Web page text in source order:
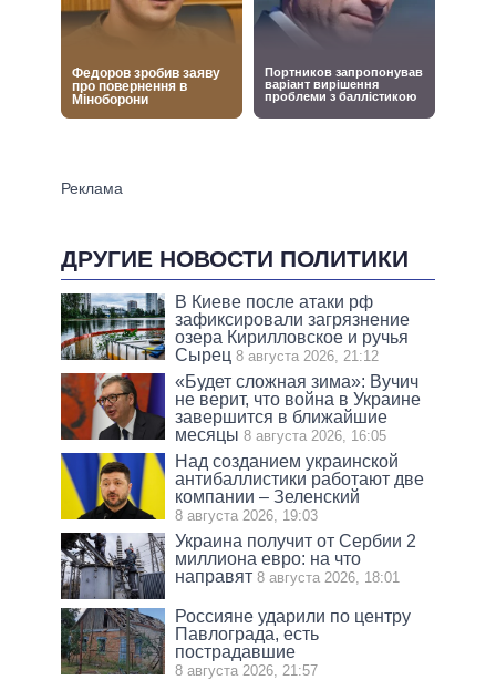
ДРУГИЕ НОВОСТИ ПОЛИТИКИ
В Киеве после атаки рф
зафиксировали загрязнение
озера Кирилловское и ручья
Сырец 8 августа 2026, 21:12
«Будет сложная зима»: Вучич
не верит, что война в Украине
завершится в ближайшие
месяцы 8 августа 2026, 16:05
Над созданием украинской
антибаллистики работают две
компании – Зеленский
8 августа 2026, 19:03
Украина получит от Сербии 2
миллиона евро: на что
направят 8 августа 2026, 18:01
Россияне ударили по центру
Павлограда, есть
пострадавшие
8 августа 2026, 21:57